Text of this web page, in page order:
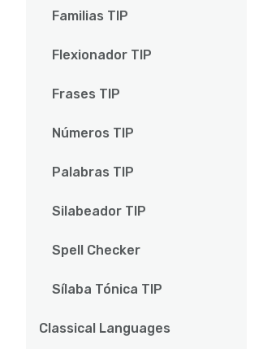
Familias TIP
Flexionador TIP
Frases TIP
Números TIP
Palabras TIP
Silabeador TIP
Spell Checker
Sílaba Tónica TIP
Classical Languages